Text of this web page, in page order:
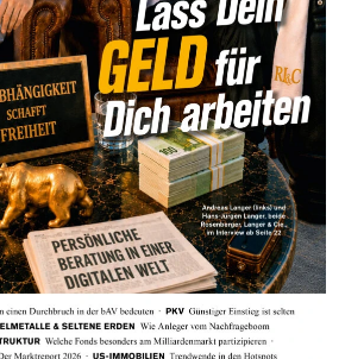
WEITERE ARTIKEL
zurückweiter
auf der Kippe:
bremsen den CLARITY